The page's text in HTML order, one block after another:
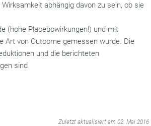
abhängig davon zu sein, ob sie
(hohe Placebowirkungen!) und mit
Art von Outcome gemessen wurde. Die
und die berichteten
sind
Zuletzt aktualisiert am 02. Mai 2016